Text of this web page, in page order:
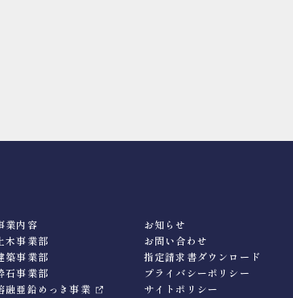
業内容
木事業部
築事業部
石事業部
融亜鉛めっき事業
お知らせ
お問い合わせ
指定請求書ダウンロード
プライバシーポリシー
サイトポリシー